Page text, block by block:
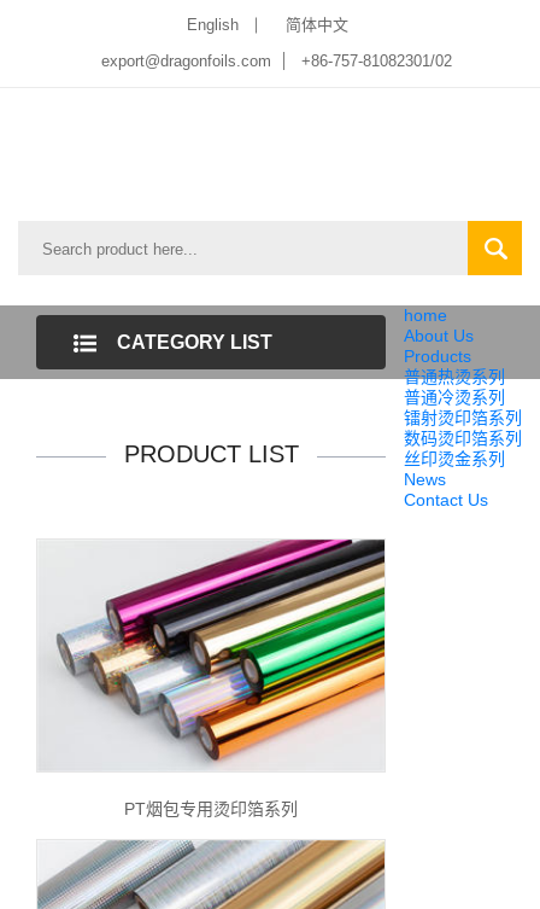
English
简体中文
export@dragonfoils.com
+86-757-81082301/02
home
About Us
Products
普通热烫系列
普通冷烫系列
镭射烫印箔系列
数码烫印箔系列
丝印烫金系列
News
Contact Us
CATEGORY LIST
PRODUCT LIST
PT烟包专用烫印箔系列